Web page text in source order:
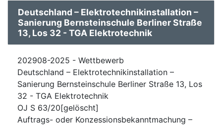
Deutschland – Elektrotechnikinstallation –
Sanierung Bernsteinschule Berliner Straße
13, Los 32 - TGA Elektrotechnik
202908-2025 - Wettbewerb
Deutschland – Elektrotechnikinstallation –
Sanierung Bernsteinschule Berliner Straße 13, Los
32 - TGA Elektrotechnik
OJ S 63/20[gelöscht]
Auftrags- oder Konzessionsbekanntmachung –